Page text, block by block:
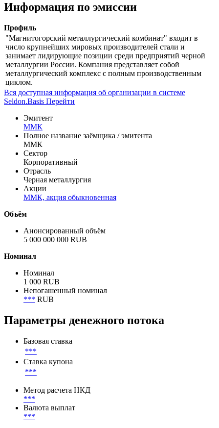
Информация по эмиссии
Профиль
"Магнитогорский металлургический комбинат" входит в
число крупнейших мировых производителей стали и
занимает лидирующие позиции среди предприятий черной
металлургии России. Компания представляет собой
металлургический комплекс с полным производственным
циклом.
Вся доступная информация об организации в системе
Seldon.Basis Перейти
Эмитент
ММК
Полное название заёмщика / эмитента
ММК
Сектор
Корпоративный
Отрасль
Черная металлургия
Акции
ММК, акция обыкновенная
Объём
Анонсированный объём
5 000 000 000 RUB
Номинал
Номинал
1 000 RUB
Непогашенный номинал
*** RUB
Параметры денежного потока
Базовая ставка
***
Ставка купона
***
Метод расчета НКД
***
Валюта выплат
***